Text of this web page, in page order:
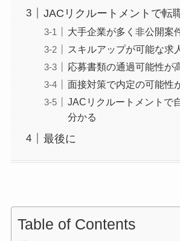
JACリクルートメントで転
大手企業が多く非公開案
スキルアップが可能な求
応募書類の通過可能性が
面接対策で内定の可能性
JACリクルートメントで
分かる
最後に
Table of Contents